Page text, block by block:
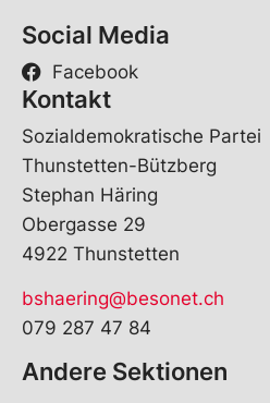
Social Media
Facebook
Kontakt
Sozialdemokratische Partei
Thunstetten-Bützberg
Stephan Häring
Obergasse 29
4922 Thunstetten
bshaering@besonet.ch
079 287 47 84
Andere Sektionen